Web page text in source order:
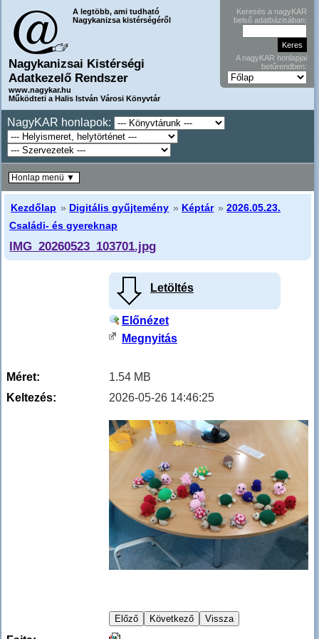
A legtöbb, ami tudható
Nagykanizsa kistérségéről
Nagykanizsai Kistérségi
Adatkezelő Rendszer
www.nagykar.hu
Működteti a Halis István Városi Könyvtár
Keresés a nagyKAR
belső adatbázisában:
A nagyKAR honlapjai
betűrendben:
NagyKAR honlapok:
Kezdőlap » Digitális gyűjtemény » Képtár »2026.05.23.
Családi- és gyereknap
IMG_20260523_103701.jpg
Letöltés
Előnézet
Megnyitás
Méret:
1.54 MB
Keltezés:
2026-05-26 14:46:25
Honlap menü ▼